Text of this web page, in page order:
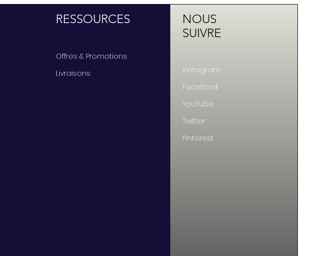
RESSOURCES
Offres & Promotions
Livraisons
NOUS
SUIVRE
Instagram
Facebook
YouTube
Twitter
Pinterest